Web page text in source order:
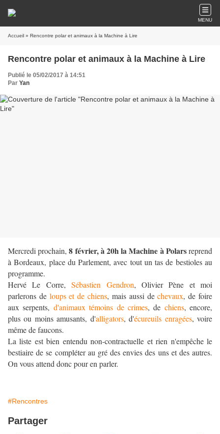
MENU
Accueil » Rencontre polar et animaux à la Machine à Lire
Rencontre polar et animaux à la Machine à Lire
Publié le 05/02/2017 à 14:51
Par Yan
Mercredi prochain,8 février, à 20h la Machine à Polarsreprend
à Bordeaux, place du Parlement, avec tout un tas de bestioles au
programme.
Hervé Le Corre,Sébastien Gendron, Olivier Pène et moi
parlerons de loups et de chiens, mais aussi dechevaux, de foire
aux serpents, d'animaux témoins de crimes, de chiens, encore,
plus ou moins amusants, d'alligators, d'écureuils enragées, voire
même de faucons.
La liste est bien entendu non-contractuelle et rien n'empêche le
bestiaire de se compléter au gré des envies des uns et des autres.
On vous attend donc pour en parler.
#Rencontres
Partager